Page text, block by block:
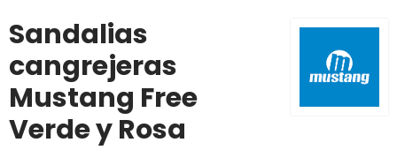
Sandalias
cangrejeras
Mustang Free
Verde y Rosa